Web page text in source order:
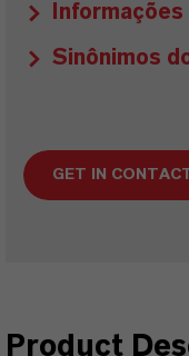
Sinônimos
GET IN
Product